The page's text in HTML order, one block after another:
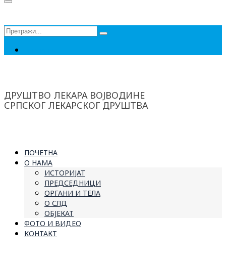
Сеарцх
фор:
ДРУШТВО ЛЕКАРА ВОЈВОДИНЕ
СРПСКОГ ЛЕКАРСКОГ ДРУШТВА
ПОЧЕТНА
О НАМА
ИСТОРИЈАТ
ПРЕДСЕДНИЦИ
ОРГАНИ И ТЕЛА
О СЛД
ОБЈЕКАТ
ФОТО И ВИДЕО
КОНТАКТ